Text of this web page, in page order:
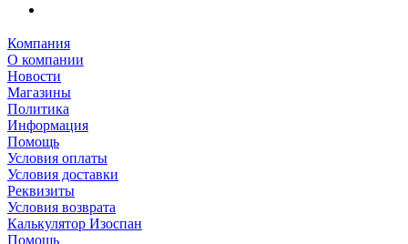
Компания
О компании
Новости
Магазины
Политика
Информация
Помощь
Условия оплаты
Условия доставки
Реквизиты
Условия возврата
Калькулятор Изоспан
Помощь